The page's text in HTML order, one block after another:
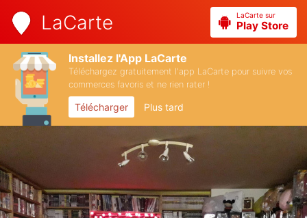
LaCarte LaCarte sur
Play Store
Installez l'App LaCarte
Téléchargez gratuitement l'app LaCarte pour suivre vos
commerces favoris et ne rien rater !
Télécharger Plus tard